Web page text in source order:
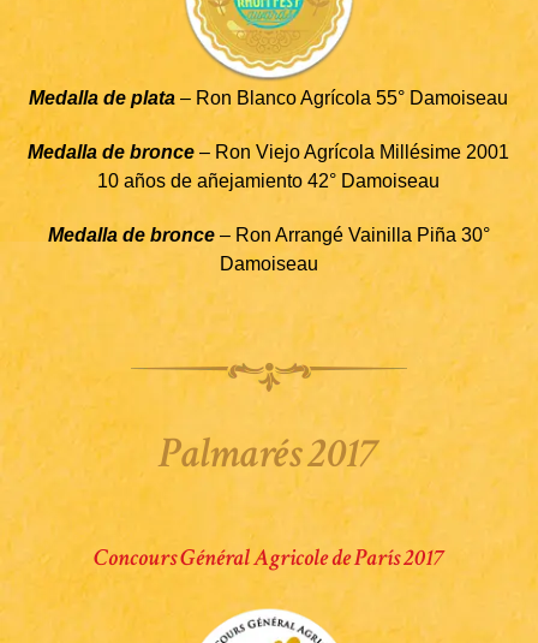
Medalla de plata – Ron Blanco Agrícola 55° Damoiseau
Medalla de bronce – Ron Viejo Agrícola Millésime 2001
10 años de añejamiento 42° Damoiseau
Medalla de bronce– Ron Arrangé Vainilla Piña 30°
Damoiseau
Palmarés 2017
Concours Général Agricole de París 2017